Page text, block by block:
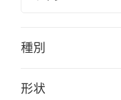
種別
形状